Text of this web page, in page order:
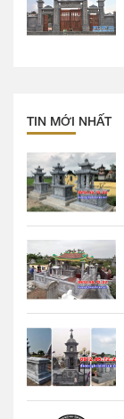
TIN MỚI NHẤT